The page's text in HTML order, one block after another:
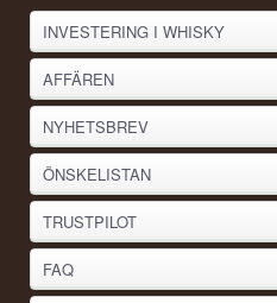
INVESTERING I WHISKY
AFFÄREN
NYHETSBREV
ÖNSKELISTAN
TRUSTPILOT
FAQ